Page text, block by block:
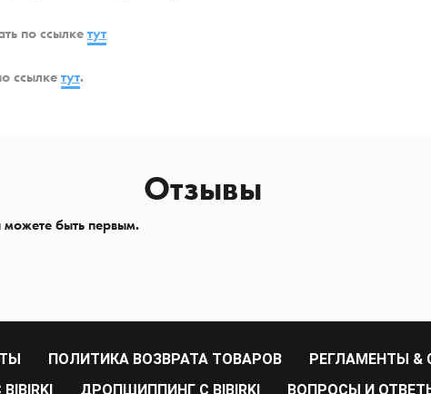
по ссылкетут
ссылкетут.
Отзывы
можете быть первым.
ПОЛИТИКА ВОЗВРАТА ТОВАРОВ РЕГЛАМЕНТЫ &
ДРОПШИППИНГ С BIBIRKI ВОПРОСЫ И